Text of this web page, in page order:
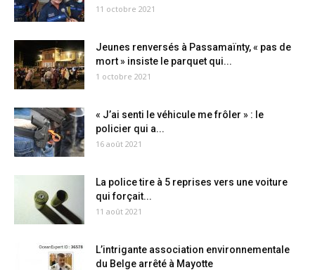
11 octobre 2021
Jeunes renversés à Passamaïnty, « pas de
mort » insiste le parquet qui...
1 octobre 2021
« J’ai senti le véhicule me frôler » : le
policier qui a...
16 août 2021
La police tire à 5 reprises vers une voiture
qui forçait...
11 août 2021
L’intrigante association environnementale
du Belge arrêté à Mayotte